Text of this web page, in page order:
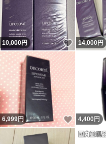
10,000円 いいね！
14,000円
6,999円 いいね！
4,400 円